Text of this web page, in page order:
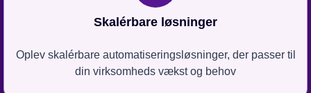
Skalérbare løsninger
Oplev skalérbare automatiseringsløsninger, der passer til
din virksomheds vækst og behov